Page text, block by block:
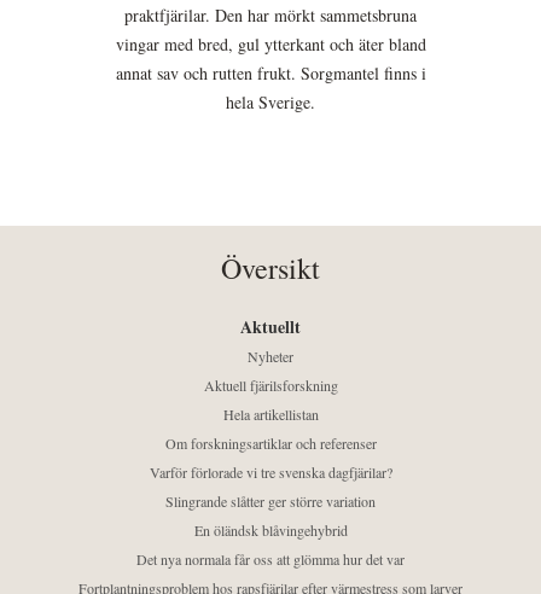
praktfjärilar. Den har mörkt sammetsbruna
vingar med bred, gul ytterkant och äter bland
annat sav och rutten frukt. Sorgmantel finns i
hela Sverige.
Översikt
Aktuellt
Nyheter
Aktuell fjärilsforskning
Hela artikellistan
Om forskningsartiklar och referenser
Varför förlorade vi tre svenska dagfjärilar?
Slingrande slåtter ger större variation
En öländsk blåvingehybrid
Det nya normala får oss att glömma hur det var
Fortplantningsproblem hos rapsfjärilar efter värmestress som larver